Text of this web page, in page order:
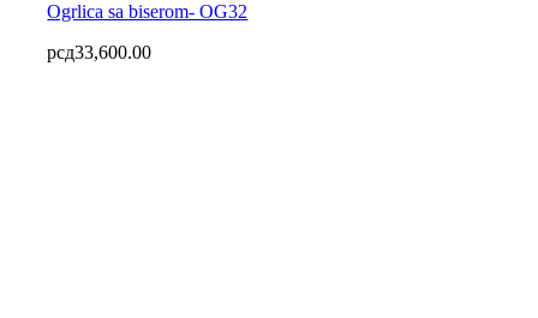
Ogrlica sa biserom- OG32
рсд33,600.00